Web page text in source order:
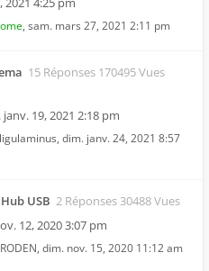
, sam. mars 27, 2021 2:11 pm
15 Réponses 170495 Vues
janv. 19, 2021 2:18 pm
, dim. janv. 24, 2021 8:57
USB 2 Réponses 30488 Vues
12, 2020 3:07 pm
, dim. nov. 15, 2020 11:12 am